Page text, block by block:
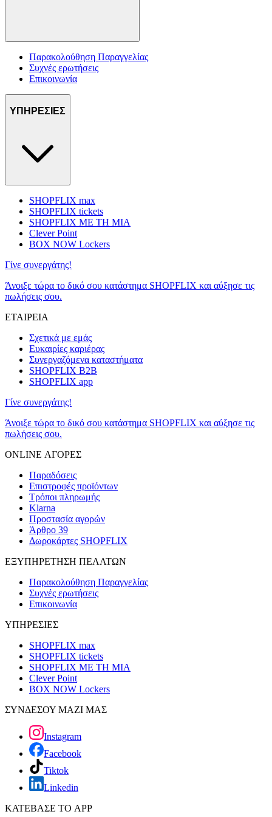
τοποθεσίας μας στους συνεργάτες μέσων κοινωνικής
Παρακολούθηση Παραγγελίας
Συχνές ερωτήσεις
Επικοινωνία
ΥΠΗΡΕΣΙΕΣ
SHOPFLIX max
SHOPFLIX tickets
SHOPFLIX ΜΕ ΤΗ ΜΙΑ
Clever Point
BOX NOW Lockers
Γίνε συνεργάτης!
Άνοιξε τώρα το δικό σου κατάστημα SHOPFLIX και αύξησε τις
πωλήσεις σου.
ΕΤΑΙΡΕΙΑ
Σχετικά με εμάς
Ευκαιρίες καριέρας
Συνεργαζόμενα καταστήματα
SHOPFLIX B2B
SHOPFLIX app
Γίνε συνεργάτης!
Άνοιξε τώρα το δικό σου κατάστημα SHOPFLIX και αύξησε τις
πωλήσεις σου.
ONLINE ΑΓΟΡΕΣ
Παραδόσεις
Επιστροφές προϊόντων
Τρόποι πληρωμής
Klarna
Προστασία αγορών
Άρθρο 39
Δωροκάρτες SHOPFLIX
ΕΞΥΠΗΡΕΤΗΣΗ ΠΕΛΑΤΩΝ
Παρακολούθηση Παραγγελίας
Συχνές ερωτήσεις
Επικοινωνία
ΥΠΗΡΕΣΙΕΣ
SHOPFLIX max
SHOPFLIX tickets
SHOPFLIX ΜΕ ΤΗ ΜΙΑ
Clever Point
BOX NOW Lockers
ΣΥΝΔΕΣΟΥ ΜΑΖΙ ΜΑΣ
Instagram
Facebook
Tiktok
Linkedin
ΚΑΤΕΒΑΣΕ ΤΟ APP